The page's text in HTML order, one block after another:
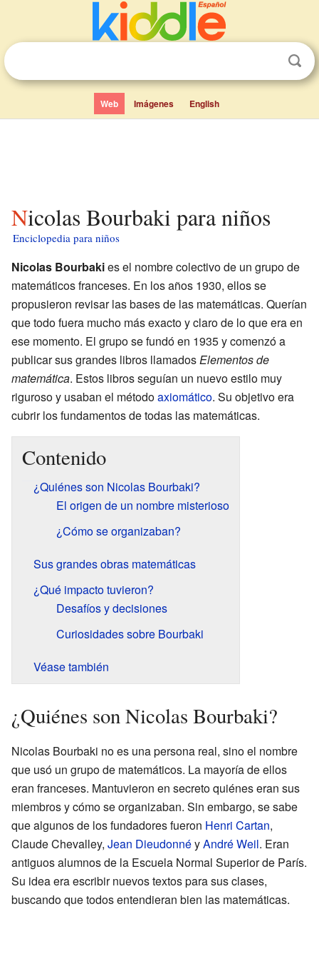
Web Imágenes English
Nicolas Bourbaki para niños
Enciclopedia para niños
Nicolas Bourbakies el nombre colectivo de un grupo de
matemáticos franceses. En los años 1930, ellos se
propusieron revisar las bases de las matemáticas. Querían
que todo fuera mucho más exacto y claro de lo que era en
ese momento. El grupo se fundó en 1935 y comenzó a
publicar sus grandes libros llamadosElementos de
matemática. Estos libros seguían un nuevo estilo muy
riguroso y usaban el métodoaxiomático. Su objetivo era
cubrir los fundamentos de todas las matemáticas.
Contenido
¿Quiénes son Nicolas Bourbaki?
El origen de un nombre misterioso
¿Cómo se organizaban?
Sus grandes obras matemáticas
¿Qué impacto tuvieron?
Desafíos y decisiones
Curiosidades sobre Bourbaki
Véase también
¿Quiénes son Nicolas Bourbaki?
Nicolas Bourbaki no es una persona real, sino el nombre
que usó un grupo de matemáticos. La mayoría de ellos
eran franceses. Mantuvieron en secreto quiénes eran sus
miembros y cómo se organizaban. Sin embargo, se sabe
que algunos de los fundadores fueron Henri Cartan,
Claude Chevalley, Jean DieudonnéyAndré Weil. Eran
antiguos alumnos de la Escuela Normal Superior de París.
Su idea era escribir nuevos textos para sus clases,
buscando que todos entendieran bien las matemáticas.